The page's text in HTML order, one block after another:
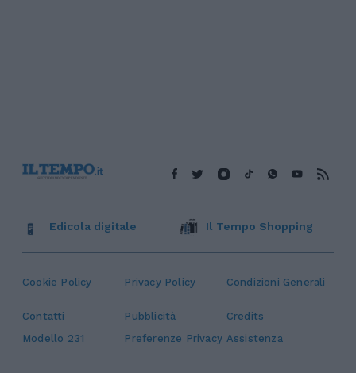
Cookie Policy Privacy Policy Condizioni Generali
Contatti Pubblicità
Credits
Modello 231
Preferenze Privacy Assistenza
Edicola digitale Il Tempo Shopping